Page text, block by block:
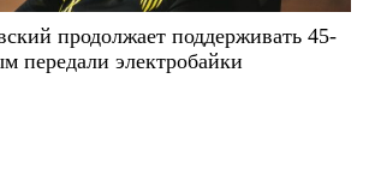
продолжает поддерживать 45-
передали электробайки